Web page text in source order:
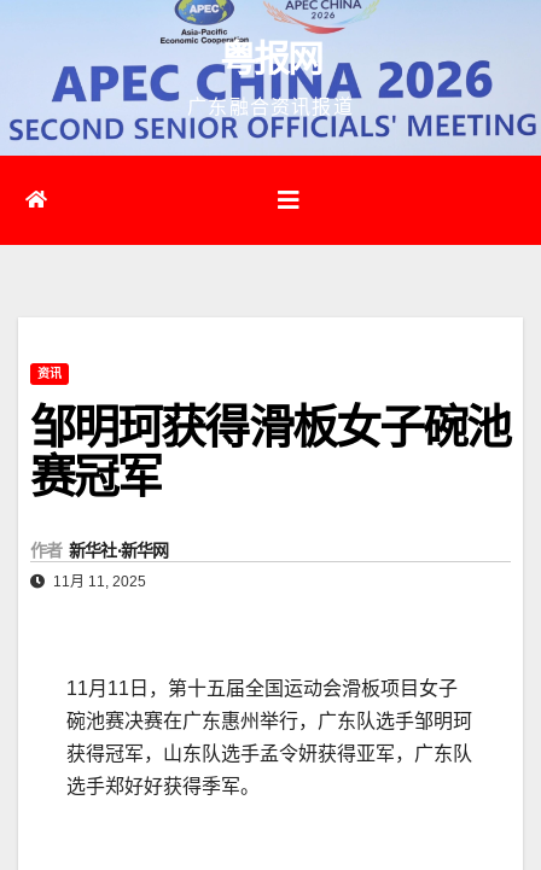
容
粤报网
广东融合资讯报道
资讯
邹明珂获得滑板女子碗池
赛冠军
作者 新华社·新华网
11月 11, 2025
11月11日，第十五届全国运动会滑板项目女子
碗池赛决赛在广东惠州举行，广东队选手邹明珂
获得冠军，山东队选手孟令妍获得亚军，广东队
选手郑好好获得季军。